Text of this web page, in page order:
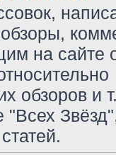
на сайте
обзоров и
"Всех